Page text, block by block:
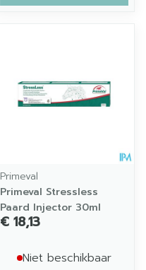
Primeval
Primeval Stressless
Paard Injector 30ml
€ 18,13
Niet beschikbaar